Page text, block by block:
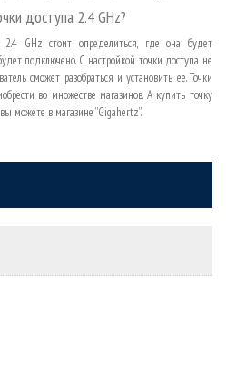
доступа 2.4 GHz?
GHz стоит определиться, где она будет
подключено. С настройкой точки доступа не
сможет разобраться и установить ее. Точки
во множестве магазинов. А купить точку
можете в магазине ”Gigahertz”.